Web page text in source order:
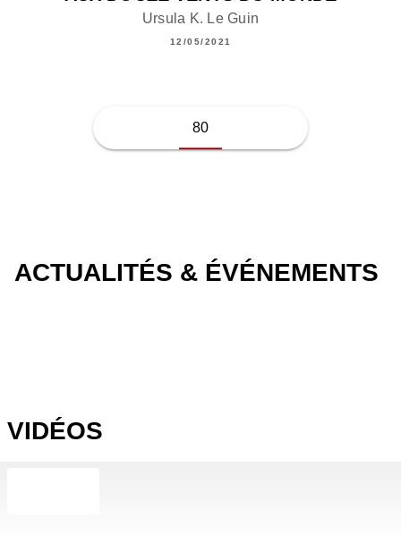
Ursula K. Le Guin
12/05/2021
80
ACTUALITÉS & ÉVÉNEMENTS
VIDÉOS